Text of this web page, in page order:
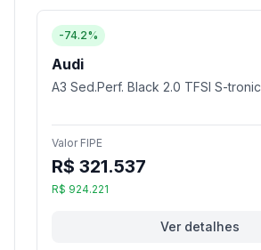
-74.2%
Audi
A3 Sed.Perf. Black 2.0 TFSI S-tronic
Valor FIPE
R$ 321.537
R$ 924.221
Ver detalhes